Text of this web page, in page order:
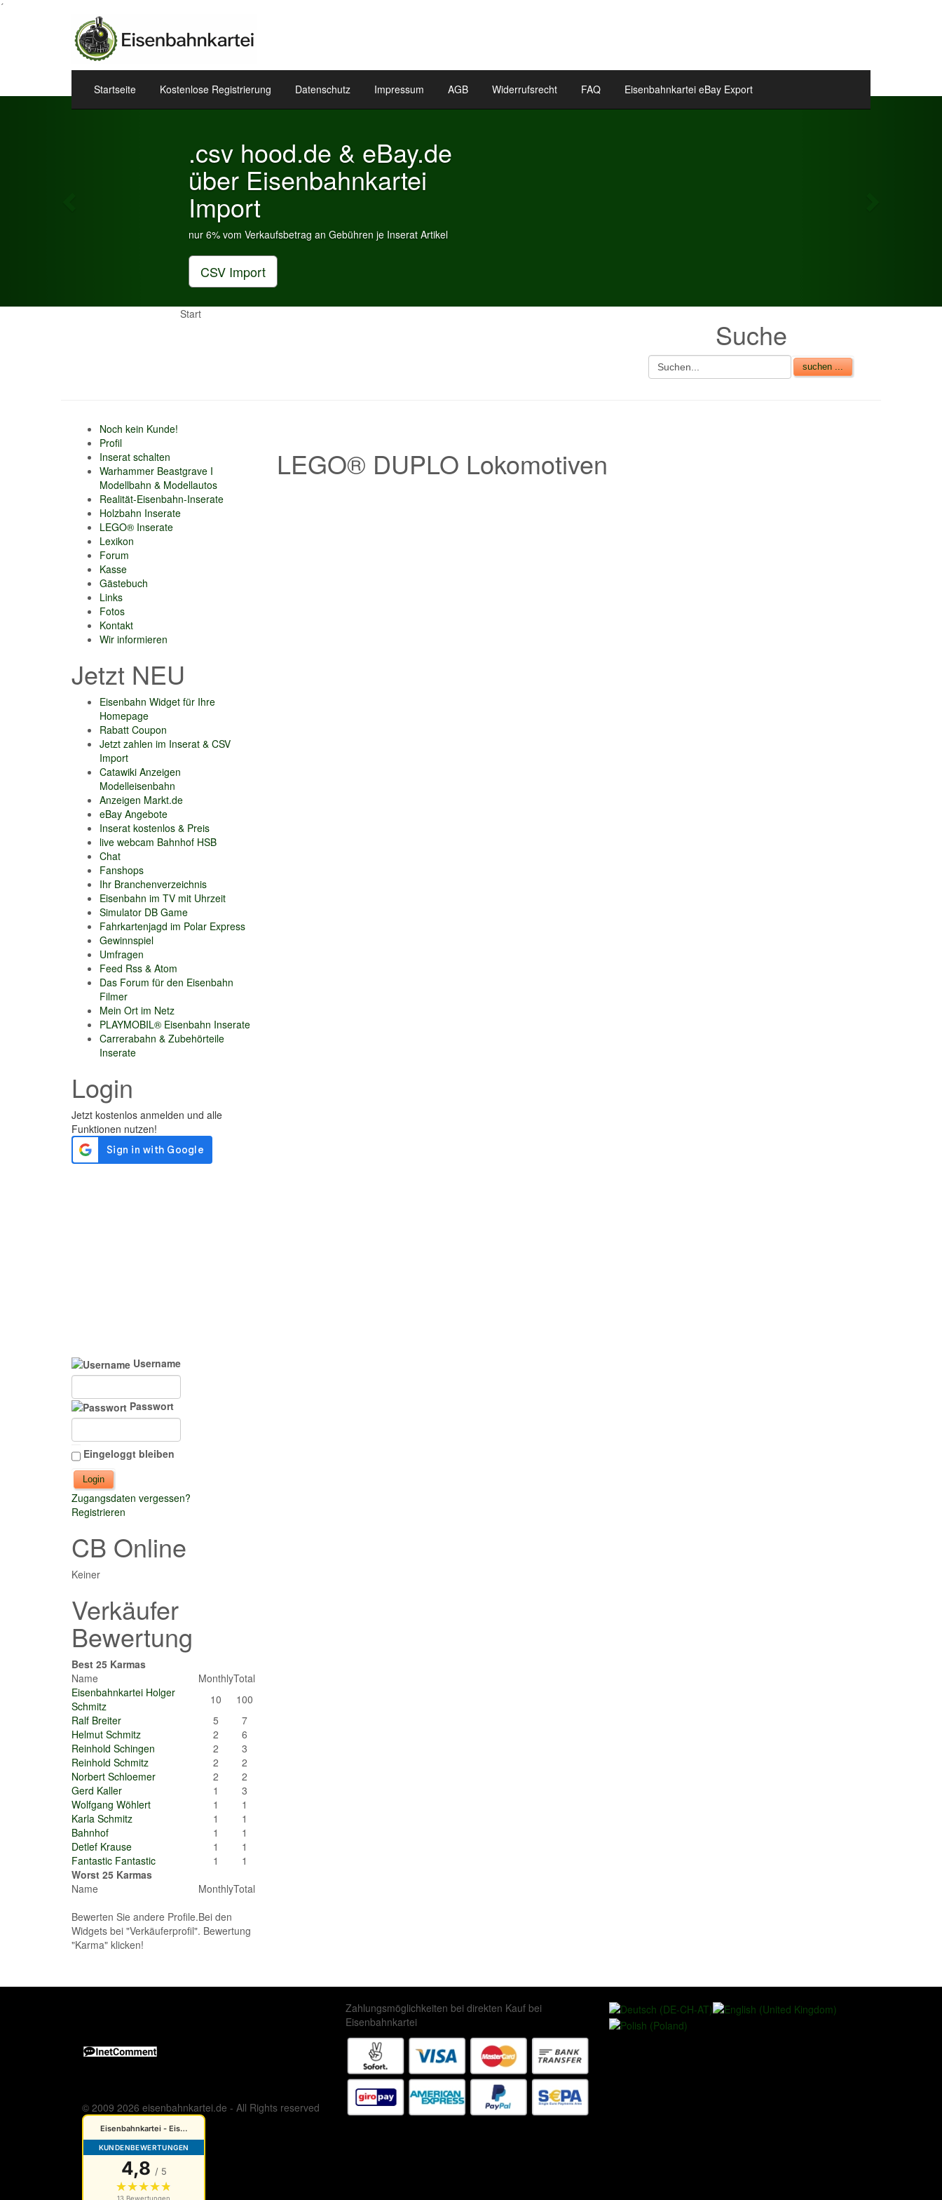
´
Startseite Kostenlose Registrierung Datenschutz Impressum AGB Widerrufsrecht FAQ Eisenbahnkartei eBay Export
.csv hood.de & eBay.de
über Eisenbahnkartei
Import
nur 6% vom Verkaufsbetrag an Gebühren je Inserat Artikel
CSV Import
Previous
Start
Suche
Noch kein Kunde!
Profil
Inserat schalten
Warhammer Beastgrave I
Modellbahn & Modellautos
Realität-Eisenbahn-Inserate
Holzbahn Inserate
LEGO® Inserate
Lexikon
Forum
Kasse
Gästebuch
Links
Fotos
Kontakt
Wir informieren
Jetzt NEU
Eisenbahn Widget für Ihre
Homepage
Rabatt Coupon
Jetzt zahlen im Inserat & CSV
Import
Catawiki Anzeigen
Modelleisenbahn
Anzeigen Markt.de
eBay Angebote
Inserat kostenlos & Preis
live webcam Bahnhof HSB
Chat
Fanshops
Ihr Branchenverzeichnis
Eisenbahn im TV mit Uhrzeit
Simulator DB Game
Fahrkartenjagd im Polar Express
Gewinnspiel
Umfragen
Feed Rss & Atom
Das Forum für den Eisenbahn
Filmer
Mein Ort im Netz
PLAYMOBIL® Eisenbahn Inserate
Carrerabahn & Zubehörteile
Inserate
Login
Username
Passwort
Eingeloggt bleiben
Zugangsdaten vergessen?
Registrieren
CB Online
Keiner
Verkäufer
Bewertung
Best 25 Karmas
Name
MonthlyTotal
Eisenbahnkartei Holger
Schmitz
10
100
Ralf Breiter
5
7
Helmut Schmitz
2
6
Reinhold Schingen
2
3
Reinhold Schmitz
2
2
Norbert Schloemer
2
2
Gerd Kaller
1
3
Wolfgang Wöhlert
1
1
Karla Schmitz
1
1
Bahnhof
1
1
Detlef Krause
1
1
Fantastic Fantastic
1
1
Worst 25 Karmas
Name
MonthlyTotal
Bewerten Sie andere Profile.Bei den
Widgets bei "Verkäuferprofil". Bewertung
"Karma" klicken!
LEGO® DUPLO Lokomotiven
© 2009 2026 eisenbahnkartei.de - All Rights reserved
Zahlungsmöglichkeiten bei direkten Kauf bei
Eisenbahnkartei